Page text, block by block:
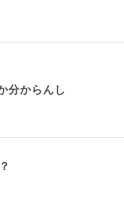
分からんし